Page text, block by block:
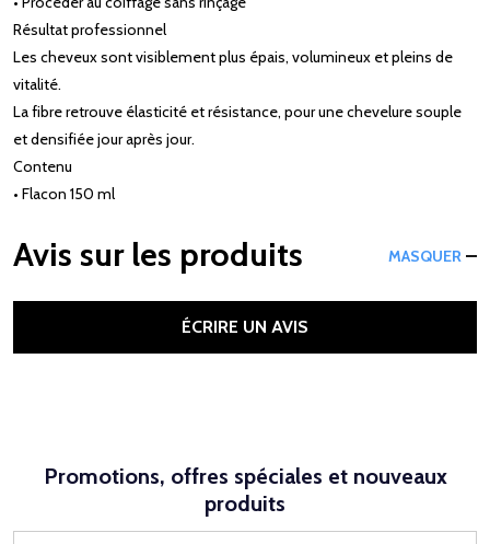
Résultat professionnel
Les cheveux sont visiblement plus épais, volumineux et pleins de
vitalité.
La fibre retrouve élasticité et résistance, pour une chevelure souple
et densifiée jour après jour.
Contenu
• Flacon 150 ml
Avis sur les produits MASQUER
ÉCRIRE UN AVIS
Promotions, offres spéciales et nouveaux
produits